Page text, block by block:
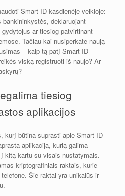
Smart-ID kasdienėje veikloje:
bankininkystės, deklaruojant
ar tiesiog patvirtinant
Tačiau kai nusiperkate naują
– kaip tą patį Smart-ID
viską registruoti iš naujo? Ar
tiesiog
aplikacijos
kurį būtina suprasti apie Smart-ID
aplikacija, kurią galima
kitą kartu su visais nustatymais.
kriptografiniais raktais, kurie
Šie raktai yra unikalūs ir